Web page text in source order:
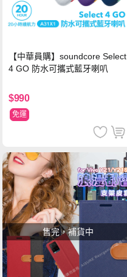
【中華員購】soundcore Select
4 GO 防水可攜式藍牙喇叭
$990
免運
售完，補貨中